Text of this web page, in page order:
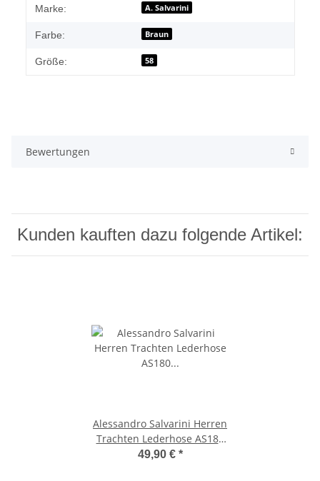
Produkteigenschaft
Wert
Marke: A. Salvarini
Farbe: Braun
Größe: 58
Bewertungen
Kunden kauften dazu folgende Artikel:
Alessandro Salvarini Herren
Trachten Lederhose AS180
Hellbraun Gr. 56
49,90 € *